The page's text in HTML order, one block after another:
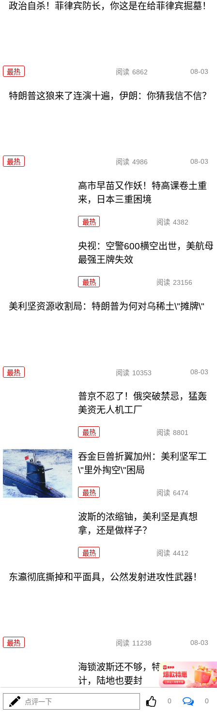
政治自杀！菲律宾防长，你这是在给菲律宾掘墓！
最热 阅读 6862 08-03
特朗普这狼来了连演十遍，伊朗：你猜我信不信？
最热 阅读 4986 08-03
高市早苗又作妖！特高课卷土重
来，日本三重困境
最热 阅读 4382
央视：空警600横空出世，美航母
最强王牌失效
最热 阅读 23156
美利坚资源收割局：特朗普为何对乌稀土\"摊牌\"
最热 阅读 10353 08-03
普京不忍了！俄突破禁忌，猛轰
美资无人机工厂
最热 阅读 8801
吞金巨兽折翼加州：美利坚军工
\"里外掏空\"困局
最热 阅读 6474
波斯的浓缩铀，美利坚是真想
拿，还是做样子？
最热 阅读 4412
东瀛彻底撕掉和平面具，公然发射进攻性武器！
最热 阅读 11238 08-03
海锁波斯还不够，特朗普又生毒
计，陆地也要封
阅读 8652
点评一下 0 0